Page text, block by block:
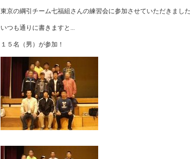
東京の綱引チーム七福組さんの練習会に参加させていただきました
いつも通りに書きますと...
１５名（男）が参加！